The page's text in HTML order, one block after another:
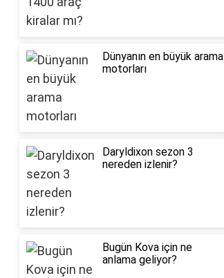
Dünyanın en büyük arama
motorları
Daryldixon sezon 3
nereden izlenir?
Bugün Kova için ne
anlama geliyor?